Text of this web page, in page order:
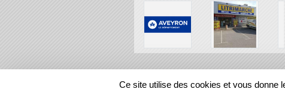
REGIONS
Ce site utilise des cookies et vous donne